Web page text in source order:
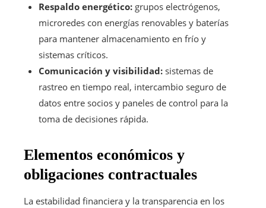
Respaldo energético: grupos electrógenos,
microredes con energías renovables y baterías
para mantener almacenamiento en frío y
sistemas críticos.
Comunicación y visibilidad: sistemas de
rastreo en tiempo real, intercambio seguro de
datos entre socios y paneles de control para la
toma de decisiones rápida.
Elementos económicos y
obligaciones contractuales
La estabilidad financiera y la transparencia en los